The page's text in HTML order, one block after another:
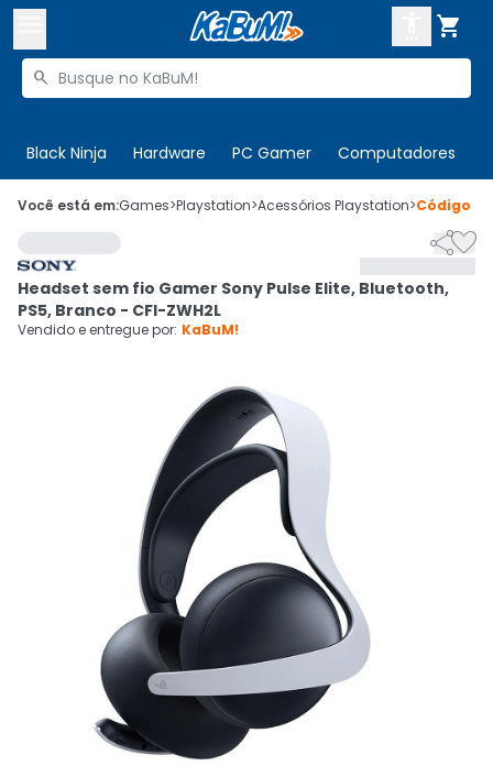

Buscar produtos

Black Ninja Hardware PC Gamer Computadores
 Olá. Acesse sua conta
 Departamentos
Cupons
Ativar tradutor em libras
CADASTRE-SE
Você está em:Games>Playstation>Acessórios Playstation>Código

Headset sem fio Gamer Sony Pulse Elite, Bluetooth,
PS5, Branco - CFI-ZWH2L
Vendido e entregue por: KaBuM!